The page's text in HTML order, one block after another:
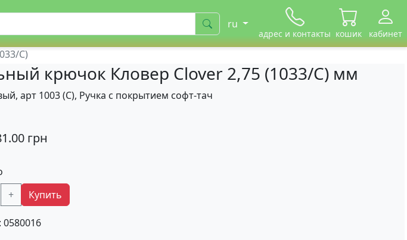
ru
адрес и контакты кошик кабинет
С)
крючок Кловер Clover 2,75 (1033/С) мм
арт 1003 (С), Ручка с покрытием софт-тач
грн
+ Купить
0580016